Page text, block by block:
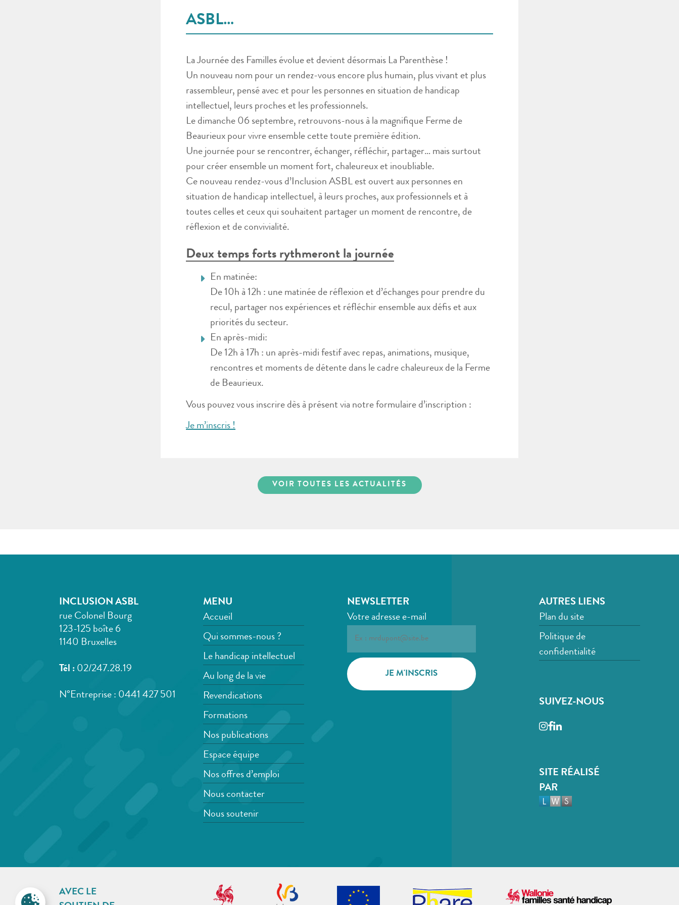
ASBL…
La Journée des Familles évolue et devient désormais La Parenthèse !
Un nouveau nom pour un rendez-vous encore plus humain, plus vivant et plus
rassembleur, pensé avec et pour les personnes en situation de handicap
intellectuel, leurs proches et les professionnels.
Le dimanche 06 septembre, retrouvons-nous à la magnifique Ferme de
Beaurieux pour vivre ensemble cette toute première édition.
Une journée pour se rencontrer, échanger, réfléchir, partager… mais surtout
pour créer ensemble un moment fort, chaleureux et inoubliable.
Ce nouveau rendez-vous d’Inclusion ASBL est ouvert aux personnes en
situation de handicap intellectuel, à leurs proches, aux professionnels et à
toutes celles et ceux qui souhaitent partager un moment de rencontre, de
réflexion et de convivialité.
Deux temps forts rythmeront la journée
En matinée:
De 10h à 12h : une matinée de réflexion et d’échanges pour prendre du
recul, partager nos expériences et réfléchir ensemble aux défis et aux
priorités du secteur.
En après-midi:
De 12h à 17h : un après-midi festif avec repas, animations, musique,
rencontres et moments de détente dans le cadre chaleureux de la Ferme
de Beaurieux.
Vous pouvez vous inscrire dès à présent via notre formulaire d’inscription :
Je m’inscris !
VOIR TOUTES LES ACTUALITÉS
INCLUSION ASBL
rue Colonel Bourg
123-125 boîte 6
1140 Bruxelles
Tél : 02/247.28.19
N°Entreprise : 0441 427 501
MENU
Accueil
Qui sommes-nous ?
Le handicap intellectuel
Au long de la vie
Revendications
Formations
Nos publications
Espace équipe
Nos offres d’emploi
Nous contacter
Nous soutenir
NEWSLETTER
Votre adresse e-mail
AUTRES LIENS
Plan du site
Politique de
confidentialité
SUIVEZ-NOUS
Instagram
Facebook
LinkedIn
SITE RÉALISÉ
PAR
AVEC LE